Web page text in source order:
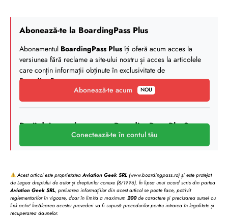
Abonează-te la BoardingPass Plus
Abonamentul BoardingPass Plusîți oferă acum acces la
versiunea fără reclame a site-ului nostru și acces la articolele
care conțin informații obținute în exclusivitate de
BoardingPass.
Abonează-te acum
NOU
Deții deja un abonament BoardingPass Plus?
Conectează-te în contul tău
Acest articol este proprietateaAviation Geek SRL (www.boardingpass.ro) și este protejat
de Legea dreptului de autor și drepturilor conexe (8/1996). În lipsa unui acord scris din partea
Aviation Geek SRL, preluarea informațiilor din acest articol se poate face, potrivit
reglementarilor în vigoare, doar în limita a maximum 200de caractere și precizarea sursei cu
link activ! Încălcarea acestor prevederi va fi supusă procedurilor pentru intrarea în legalitate și
recuperarea daunelor.